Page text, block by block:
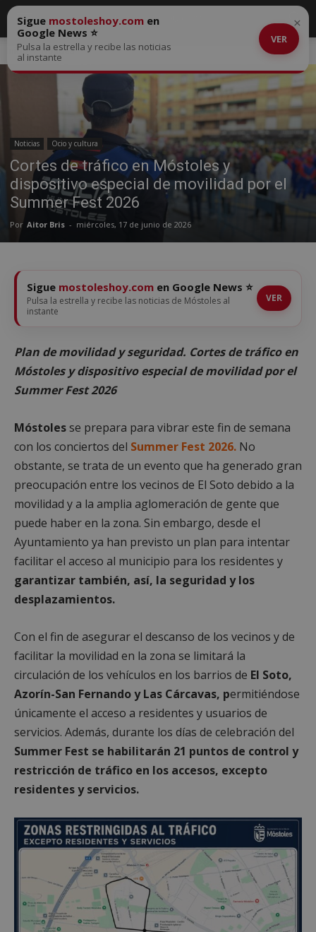
Inicio Noticias
Noticias Ocio y cultura
Cortes de tráfico en Móstoles y
dispositivo especial de movilidad por el
Summer Fest 2026
Por Aitor Bris - miércoles, 17 de junio de 2026
Sigue mostoleshoy.com en
Google News ⭐
Pulsa la estrella y recibe las noticias
al instante
VER
×
Sigue mostoleshoy.com en Google News ⭐
Pulsa la estrella y recibe las noticias de Móstoles al
instante
VER
Plan de movilidad y seguridad. Cortes de tráfico en
Móstoles y dispositivo especial de movilidad por el
Summer Fest 2026
Móstolesse prepara para vibrar este fin de semana
con los conciertos del Summer Fest 2026. No
obstante, se trata de un evento que ha generado gran
preocupación entre los vecinos de El Soto debido a la
movilidad y a la amplia aglomeración de gente que
puede haber en la zona. Sin embargo, desde el
Ayuntamiento ya han previsto un plan para intentar
facilitar el acceso al municipio para los residentes y
garantizar también, así, la seguridad y los
desplazamientos.
Con el fin de asegurar el descanso de los vecinos y de
facilitar la movilidad en la zona se limitará la
circulación de los vehículos en los barrios de El Soto,
Azorín-San Fernando y Las Cárcavas, permitiéndose
únicamente el acceso a residentes y usuarios de
servicios. Además, durante los días de celebración del
Summer Fest se habilitarán 21 puntos de control y
restricción de tráfico en los accesos, excepto
residentes y servicios.